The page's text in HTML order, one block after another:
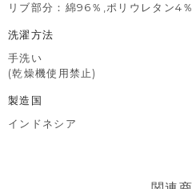
リブ部分：綿96％,ポリウレタン4％
洗濯方法
手洗い
(乾燥機使用禁止)
製造国
インドネシア